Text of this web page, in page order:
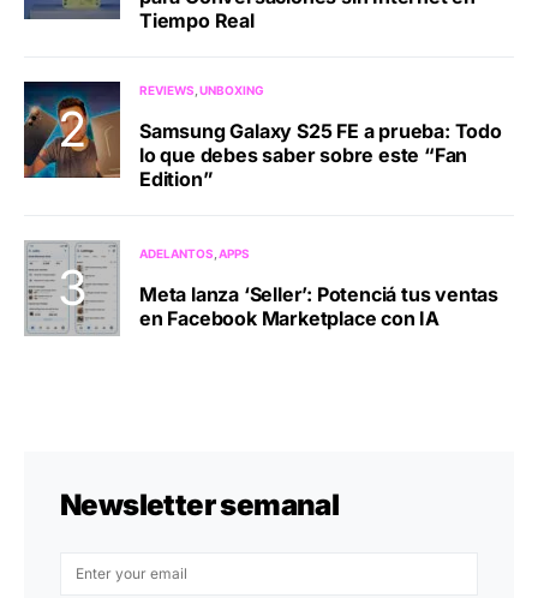
Tiempo Real
REVIEWS UNBOXING
Samsung Galaxy S25 FE a prueba: Todo
lo que debes saber sobre este “Fan
Edition”
ADELANTOS APPS
Meta lanza ‘Seller’: Potenciá tus ventas
en Facebook Marketplace con IA
Newsletter semanal